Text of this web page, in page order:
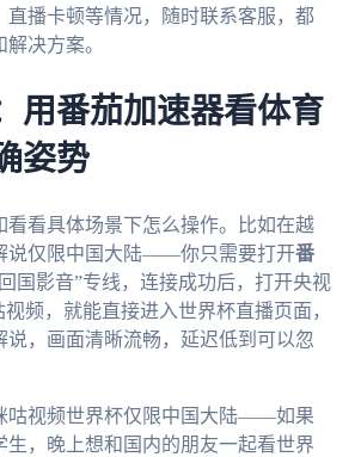
直播卡顿等情况，随时联系客服，都
决方案。
用番茄加速器看体育
姿势
看看具体场景下怎么操作。比如在越
说仅限中国大陆——你只需要打开番
国影音”专线，连接成功后，打开央视
频，就能直接进入世界杯直播页面，
说，画面清晰流畅，延迟低到可以忽
咕视频世界杯仅限中国大陆——如果
生，晚上想和国内的朋友一起看世界